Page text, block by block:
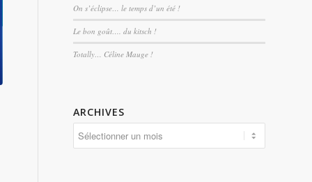
On s’éclipse… le temps d’un été !
Le bon goût…. du kitsch !
Totally… Céline Mauge !
ARCHIVES